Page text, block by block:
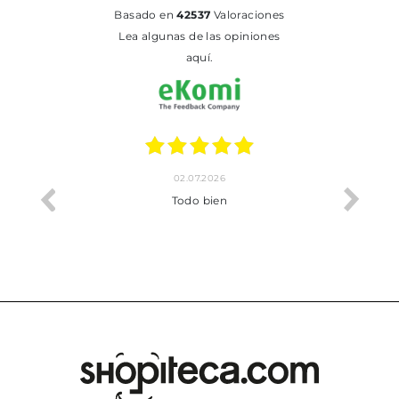
basado en42537 Valoraciones
Lea algunas de las opiniones
aquí.
02.07.2026
Todo bien